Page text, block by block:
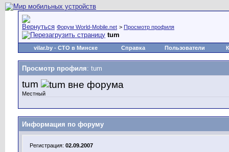
Форум World-Mobile.net > Просмотр профиля
tum
vilar.by - СТО в Минске Справка Пользователи
Просмотр профиля: tum
tum
Местный
Информация по форуму
Регистрация: 02.09.2007